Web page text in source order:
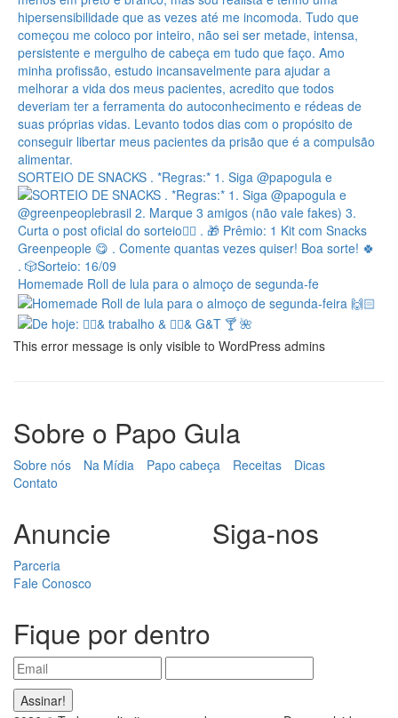
SORTEIO DE SNACKS . *Regras:* 1. Siga @papogula e
Homemade Roll de lula para o almoço de segunda-fe
This error message is only visible to WordPress admins
Sobre o Papo Gula
Sobre nós Na Mídia Papo cabeça Receitas
Dicas
Contato
Anuncie
Parceria
Fale Conosco
Siga-nos
Fique por dentro